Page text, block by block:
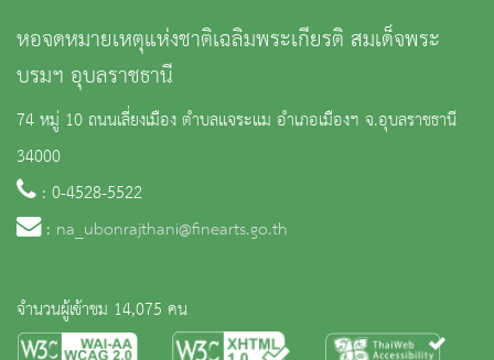
หอจดหมายเหตุแห่งชาติเฉลิมพระเกียรติ สมเด็จพระ
บรมฯ อุบลราชธานี
74 หมู่ 10 ถนนเลี่ยงเมือง ตำบลแจระแม อำเภอเมืองฯ จ.อุบลราชธานี
34000
: 0-4528-5522
: na_ubonrajthani@finearts.go.th
จำนวนผู้เข้าชม 14,075 คน